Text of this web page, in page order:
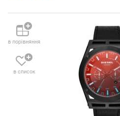
в порівняння
в список